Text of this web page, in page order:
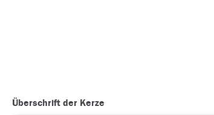
Überschrift der Kerze